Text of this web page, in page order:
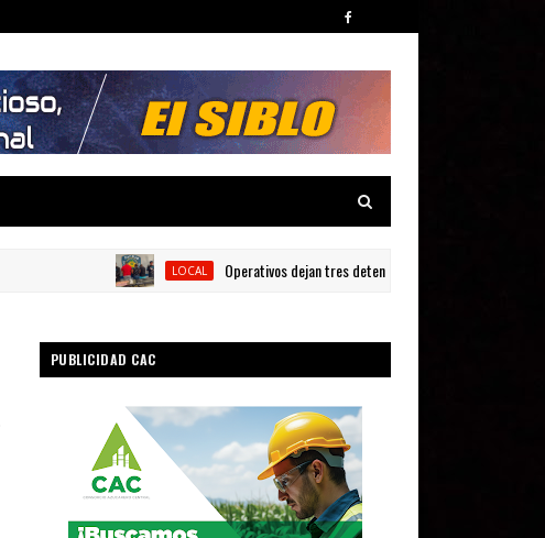
LOCAL Operativos dejan tres detenidos y siete armas ocupadas en
PUBLICIDAD CAC